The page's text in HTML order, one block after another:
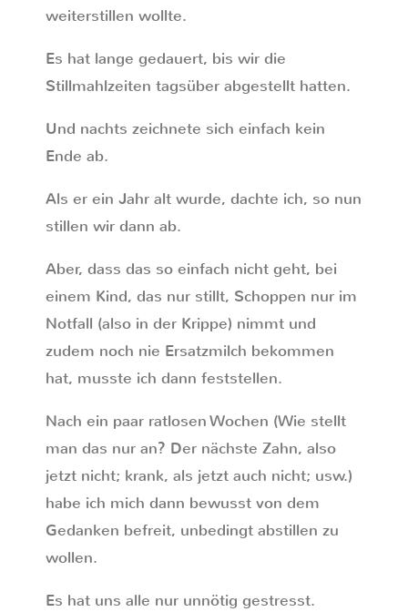
weiterstillen wollte.
Es hat lange gedauert, bis wir die
Stillmahlzeiten tagsüber abgestellt hatten.
Und nachts zeichnete sich einfach kein
Ende ab.
Als er ein Jahr alt wurde, dachte ich, so nun
stillen wir dann ab.
Aber, dass das so einfach nicht geht, bei
einem Kind, das nur stillt, Schoppen nur im
Notfall (also in der Krippe) nimmt und
zudem noch nie Ersatzmilch bekommen
hat, musste ich dann feststellen.
Nach ein paar ratlosen Wochen (Wie stellt
man das nur an? Der nächste Zahn, also
jetzt nicht; krank, als jetzt auch nicht; usw.)
habe ich mich dann bewusst von dem
Gedanken befreit, unbedingt abstillen zu
wollen.
Es hat uns alle nur unnötig gestresst.